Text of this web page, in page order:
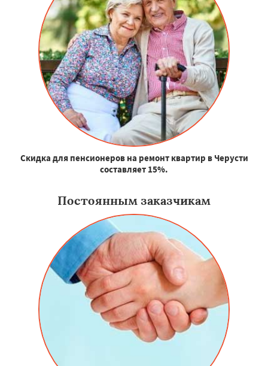
Скидка для пенсионеров на ремонт квартир в Черусти
составляет 15%.
Постоянным заказчикам